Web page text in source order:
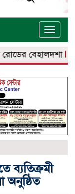
Toggle
বেহালদশা
ব্যতিক্রমী
অনুষ্ঠিত